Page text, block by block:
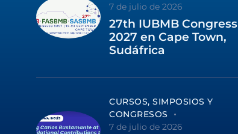
7 de julio de 2026
27th IUBMB Congress
2027 en Cape Town,
Sudáfrica
CURSOS, SIMPOSIOS Y
CONGRESOS
7 de julio de 2026